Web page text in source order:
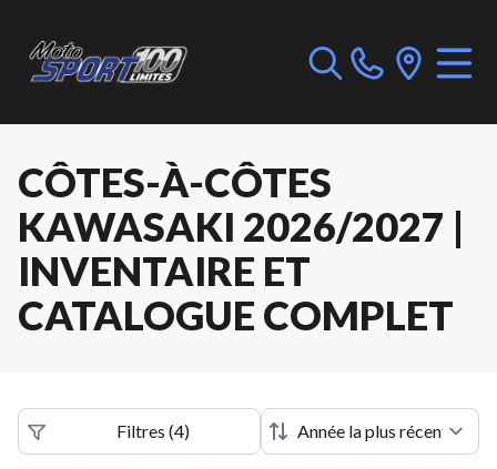
CÔTES-À-CÔTES
KAWASAKI 2026/2027 |
INVENTAIRE ET
CATALOGUE COMPLET
Filtres (4)